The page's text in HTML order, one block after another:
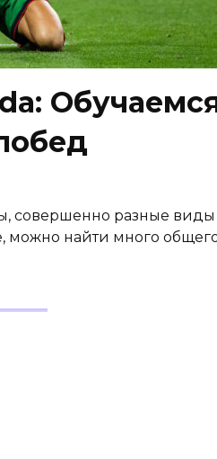
совершенно разные виды
можно найти много